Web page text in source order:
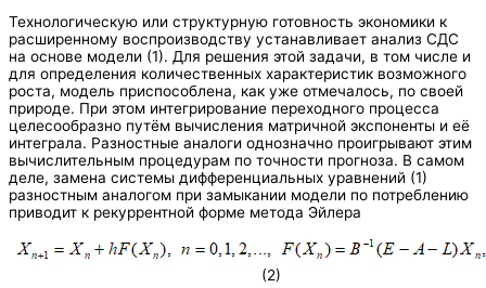
Технологическую или структурную готовность экономики к
расширенному воспроизводству устанавливает анализ СДС
на основе модели (1). Для решения этой задачи, в том числе и
для определения количественных характеристик возможного
роста, модель приспособлена, как уже отмечалось, по своей
природе. При этом интегрирование переходного процесса
целесообразно путём вычисления матричной экспоненты и её
интеграла. Разностные аналоги однозначно проигрывают этим
вычислительным процедурам по точности прогноза. В самом
деле, замена системы дифференциальных уравнений (1)
разностным аналогом при замыкании модели по потреблению
приводит к рекуррентной форме метода Эйлера
(2)